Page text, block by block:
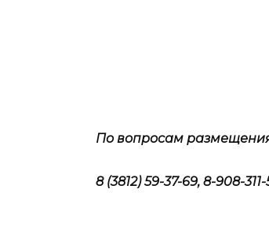
По вопросам
8 (3812) 59-37-69, 8-908-